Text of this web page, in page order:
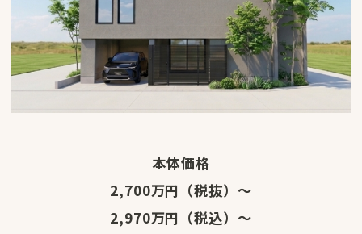
本体価格
2,700万円 （税抜） 〜
2,970万円 （税込） 〜